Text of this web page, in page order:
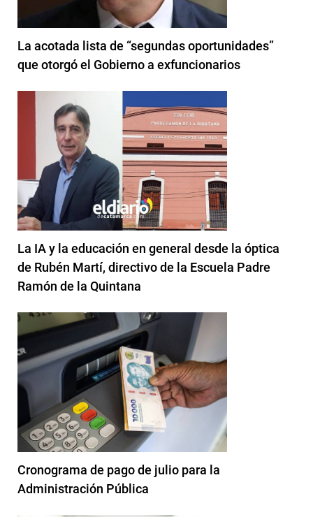
La acotada lista de “segundas oportunidades”
que otorgó el Gobierno a exfuncionarios
La IA y la educación en general desde la óptica
de Rubén Martí, directivo de la Escuela Padre
Ramón de la Quintana
Cronograma de pago de julio para la
Administración Pública